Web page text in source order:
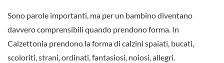
Sono parole importanti, ma per un bambino diventano
davvero comprensibili quando prendono forma. In
Calzettonia prendono la forma di calzini spaiati, bucati,
scoloriti, strani, ordinati, fantasiosi, noiosi, allegri.